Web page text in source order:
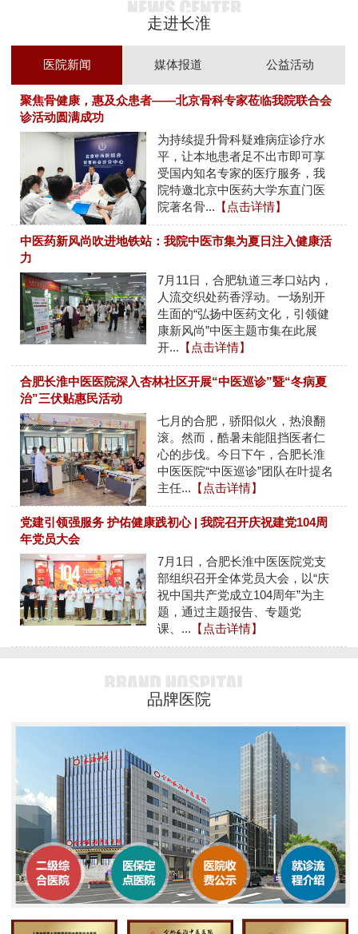
走进长淮
医院新闻 媒体报道 公益活动
聚焦骨健康，惠及众患者——北京骨科专家莅临我院联合会
诊活动圆满成功
为持续提升骨科疑难病症诊疗水
平，让本地患者足不出市即可享
受国内知名专家的医疗服务，我
院特邀北京中医药大学东直门医
院著名骨... 【点击详情】
中医药新风尚吹进地铁站：我院中医市集为夏日注入健康活
力
7月11日，合肥轨道三孝口站内，
人流交织处药香浮动。一场别开
生面的“弘扬中医药文化，引领健
康新风尚”中医主题市集在此展
开... 【点击详情】
合肥长淮中医医院深入杏林社区开展“中医巡诊”暨“冬病夏
治”三伏贴惠民活动
七月的合肥，骄阳似火，热浪翻
滚。然而，酷暑未能阻挡医者仁
心的步伐。今日下午，合肥长淮
中医医院“中医巡诊”团队在叶提名
主任... 【点击详情】
党建引领强服务 护佑健康践初心 | 我院召开庆祝建党104周
年党员大会
7月1日，合肥长淮中医医院党支
部组织召开全体党员大会，以“庆
祝中国共产党成立104周年”为主
题，通过主题报告、专题党
课、... 【点击详情】
品牌医院